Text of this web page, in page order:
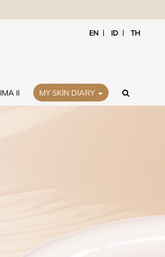
EN ID TH
II MY SKIN DIARY